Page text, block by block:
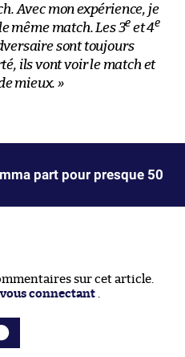
Avec mon expérience, je
même match. Les 3e et 4e
sont toujours
ils vont voir le match et
mieux. »
part pour presque 50
sur cet article.
connectant